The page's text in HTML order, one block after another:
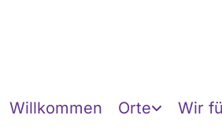
Willkommen Orte Wir